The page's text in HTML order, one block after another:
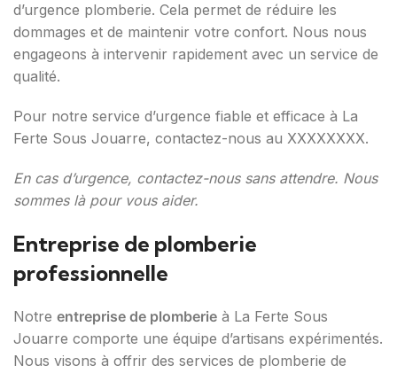
d’urgence plomberie. Cela permet de réduire les
dommages et de maintenir votre confort. Nous nous
engageons à intervenir rapidement avec un service de
qualité.
Pour notre service d’urgence fiable et efficace à La
Ferte Sous Jouarre, contactez-nous au XXXXXXXX.
En cas d’urgence, contactez-nous sans attendre. Nous
sommes là pour vous aider.
Entreprise de plomberie
professionnelle
Notre entreprise de plomberie à La Ferte Sous
Jouarre comporte une équipe d’artisans expérimentés.
Nous visons à offrir des services de plomberie de